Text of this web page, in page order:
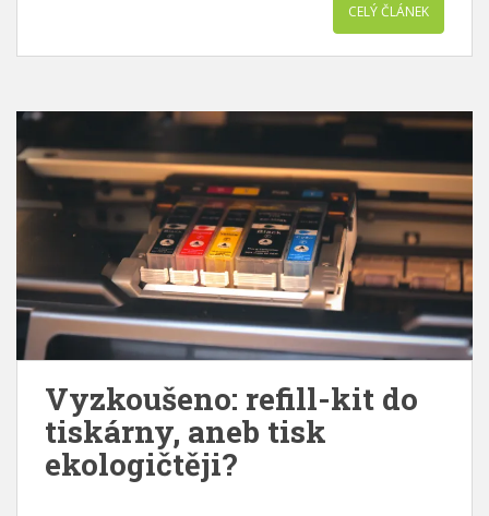
CELÝ ČLÁNEK
Vyzkoušeno: refill-kit do
tiskárny, aneb tisk
ekologičtěji?